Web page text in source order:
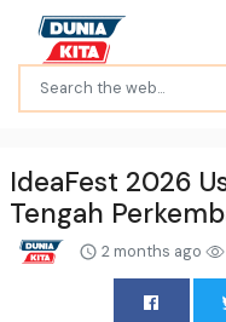
IdeaFest 2026
Tengah
2 months ago